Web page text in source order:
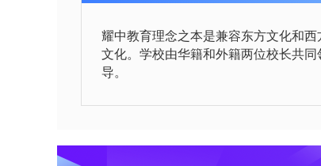
耀中教育理念之本是兼容东方文化和西
文化。学校由华籍和外籍两位校长共同
导。